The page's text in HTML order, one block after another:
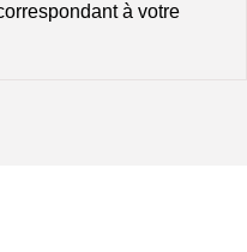
à votre